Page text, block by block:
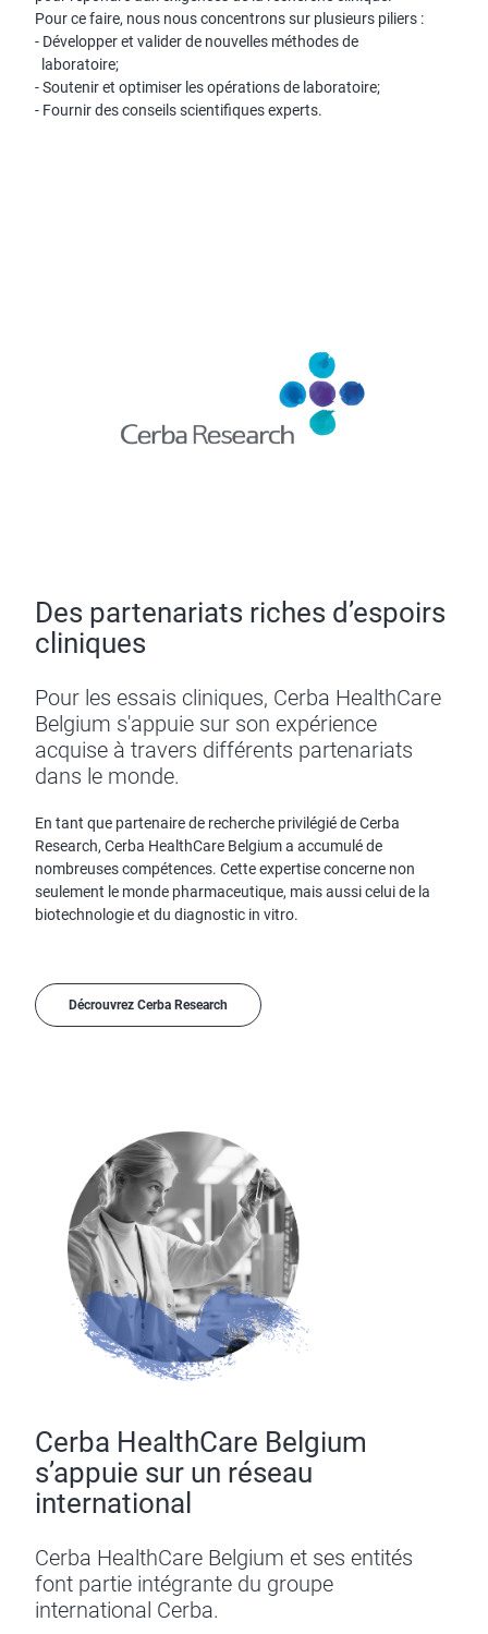
Pour ce faire, nous nous concentrons sur plusieurs piliers :
- Développer et valider de nouvelles méthodes de
laboratoire;
- Soutenir et optimiser les opérations de laboratoire;
- Fournir des conseils scientifiques experts.
Des partenariats riches d’espoirs
cliniques
Pour les essais cliniques, Cerba HealthCare
Belgium s'appuie sur son expérience
acquise à travers différents partenariats
dans le monde.
En tant que partenaire de recherche privilégié de Cerba
Research, Cerba HealthCare Belgium a accumulé de
nombreuses compétences. Cette expertise concerne non
seulement le monde pharmaceutique, mais aussi celui de la
biotechnologie et du diagnostic in vitro.
Décrouvrez Cerba Research
Cerba HealthCare Belgium
s’appuie sur un réseau
international
Cerba HealthCare Belgium et ses entités
font partie intégrante du groupe
international Cerba.